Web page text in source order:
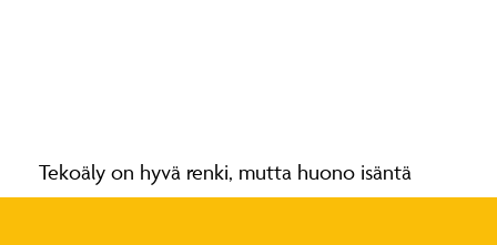
Tekoäly on hyvä renki, mutta huono isäntä